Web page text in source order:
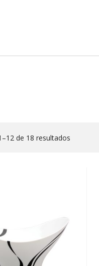
de 18 resultados